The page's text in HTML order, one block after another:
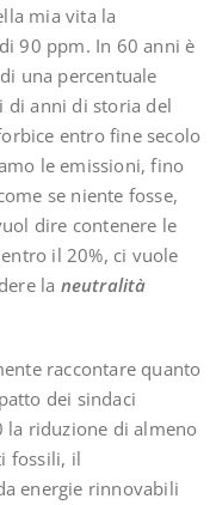
mia vita la
90 ppm. In 60 anni è
una percentuale
di anni di storia del
entro fine secolo
le emissioni, fino
se niente fosse,
dire contenere le
il 20%, ci vuole
la neutralità
raccontare quanto
dei sindaci
la riduzione di almeno
fossili, il
energie rinnovabili